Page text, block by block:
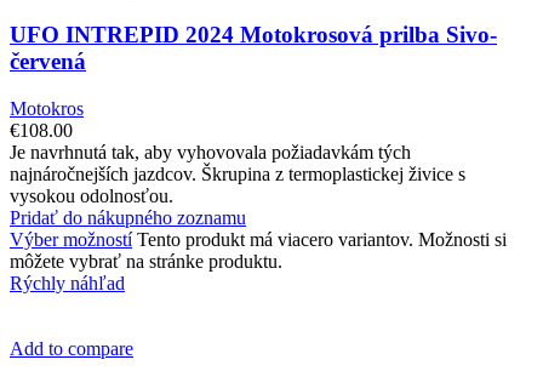
UFO INTREPID 2024 Motokrosová prilba Sivo-
červená
Motokros
€108.00
Je navrhnutá tak, aby vyhovovala požiadavkám tých
najnáročnejších jazdcov. Škrupina z termoplastickej živice s
vysokou odolnosťou.
Pridať do nákupného zoznamu
Výber možností Tento produkt má viacero variantov. Možnosti si
môžete vybrať na stránke produktu.
Rýchly náhľad
Add to compare